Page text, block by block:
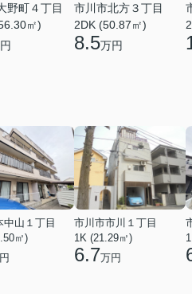
野町４丁目
㎡)
市川市北方３丁目
2DK (50.87㎡)
8.5万円
中山１丁目
㎡)
市川市市川１丁目
1K (21.29㎡)
6.7万円